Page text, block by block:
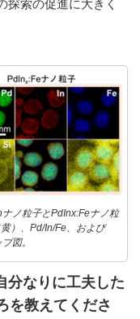
探索の促進に大きく
ナノ粒子とPdInx:Feナノ粒
）、Pd/In/Fe、および
図。
分なりに工夫した
を教えてくださ